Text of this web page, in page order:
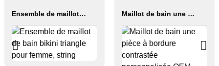
Ensemble de maillot de bain bikini triangle pour femme, string Maillot de bain une pièce à bordure contrastée personnalisée OEM 2026